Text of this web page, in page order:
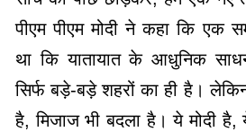
पीएम पीएम मोदी ने कहा कि एक
था कि यातायात के आधुनिक
सिर्फ बड़े-बड़े शहरों का ही है।
है, मिजाज भी बदला है। ये मोदी है,